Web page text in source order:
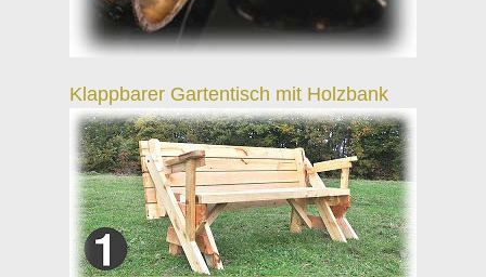
Klappbarer Gartentisch mit Holzbank